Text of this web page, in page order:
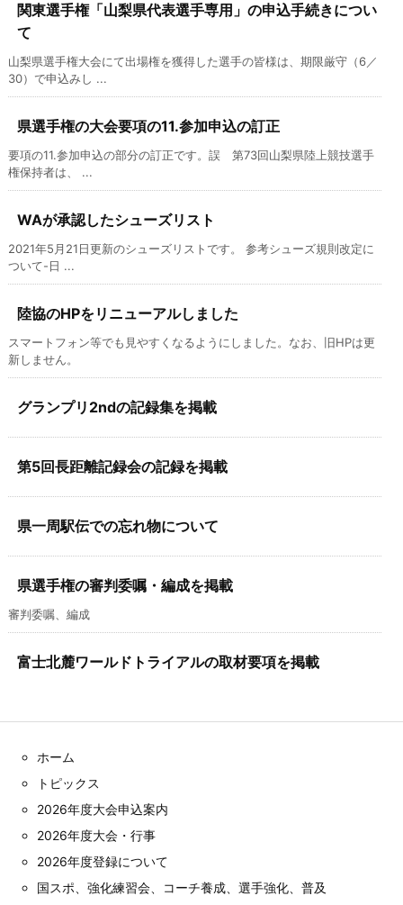
関東選手権「山梨県代表選手専用」の申込手続きについ
て
山梨県選手権大会にて出場権を獲得した選手の皆様は、期限厳守（6／
30）で申込みし ...
県選手権の大会要項の11.参加申込の訂正
要項の11.参加申込の部分の訂正です。誤 第73回山梨県陸上競技選手
権保持者は、 ...
WAが承認したシューズリスト
2021年5月21日更新のシューズリストです。 参考シューズ規則改定に
ついて-日 ...
陸協のHPをリニューアルしました
スマートフォン等でも見やすくなるようにしました。なお、旧HPは更
新しません。
グランプリ2ndの記録集を掲載
第5回長距離記録会の記録を掲載
県一周駅伝での忘れ物について
県選手権の審判委嘱・編成を掲載
審判委嘱、編成
富士北麓ワールドトライアルの取材要項を掲載
ホーム
トピックス
2026年度大会申込案内
2026年度大会・行事
2026年度登録について
国スポ、強化練習会、コーチ養成、選手強化、普及